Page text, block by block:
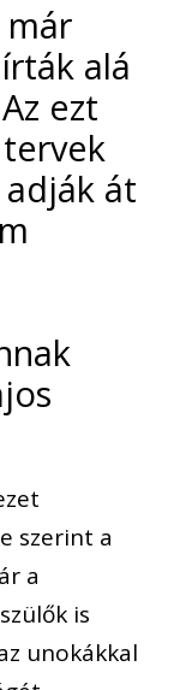
alá
ezt
át
szerint a
a
is
unokákkal